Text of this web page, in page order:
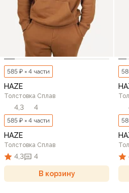
585 ₽ × 4 части
HAZE
Толстовка Сплав
4,3 4
585 ₽ × 4 части
HAZE
Толстовка Сплав
4,3 4
В корзину